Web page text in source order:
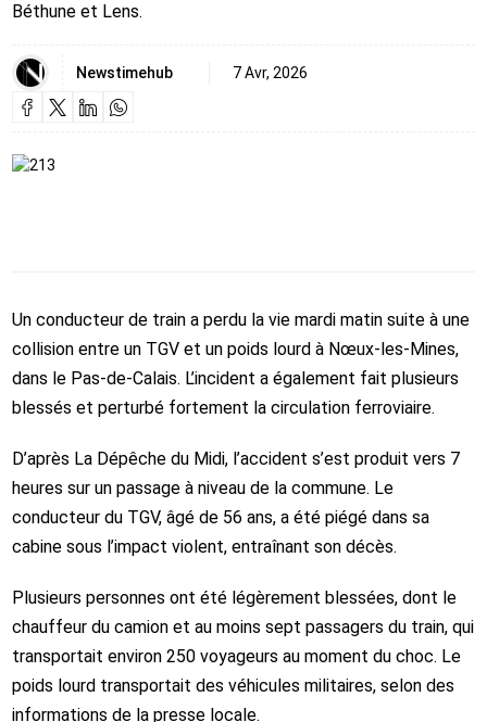
Béthune et Lens.
Newstimehub 7 Avr, 2026
Un conducteur de train a perdu la vie mardi matin suite à une
collision entre un TGV et un poids lourd à Nœux-les-Mines,
dans le Pas-de-Calais. L’incident a également fait plusieurs
blessés et perturbé fortement la circulation ferroviaire.
D’après La Dépêche du Midi, l’accident s’est produit vers 7
heures sur un passage à niveau de la commune. Le
conducteur du TGV, âgé de 56 ans, a été piégé dans sa
cabine sous l’impact violent, entraînant son décès.
Plusieurs personnes ont été légèrement blessées, dont le
chauffeur du camion et au moins sept passagers du train, qui
transportait environ 250 voyageurs au moment du choc. Le
poids lourd transportait des véhicules militaires, selon des
informations de la presse locale.